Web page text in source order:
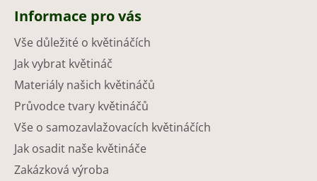
Informace pro vás
Vše důležité o květináčích
Jak vybrat květináč
Materiály našich květináčů
Průvodce tvary květináčů
Vše o samozavlažovacích květináčích
Jak osadit naše květináče
Zakázková výroba